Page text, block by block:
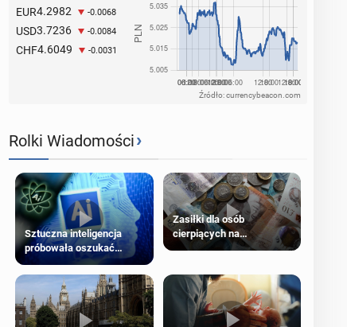
EUR4.2982 -0.0068
USD3.7236 -0.0084
CHF4.6049 -0.0031
Źródło: currencybeacon.com
Rolki Wiadomości›
Sztuczna inteligencja
próbowała oszukać
człowieka
Zasiłki dla osób
cierpiących na
schorzenia psychiczne